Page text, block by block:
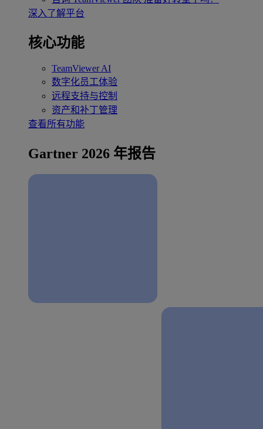
深入了解平台
核心功能
TeamViewer AI
数字化员工体验
远程支持与控制
资产和补丁管理
查看所有功能
Gartner 2026 年报告